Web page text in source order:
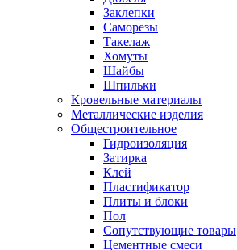
Заклепки
Саморезы
Такелаж
Хомуты
Шайбы
Шпильки
Кровельные материалы
Металлические изделия
Общестроительное
Гидроизоляция
Затирка
Клей
Пластификатор
Плиты и блоки
Пол
Сопутствующие товары
Цементные смеси